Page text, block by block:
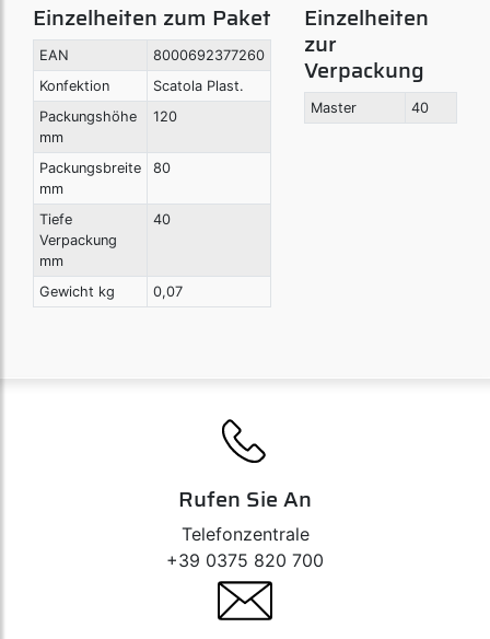
Einzelheiten zum Paket
EAN
8000692377260
Konfektion
Scatola Plast.
Packungshöhe
mm
120
Packungsbreite
mm
80
Tiefe
Verpackung
mm
40
Gewicht kg 0,07
Einzelheiten
zur
Verpackung
Master 40
Rufen Sie An
Telefonzentrale
+39 0375 820 700